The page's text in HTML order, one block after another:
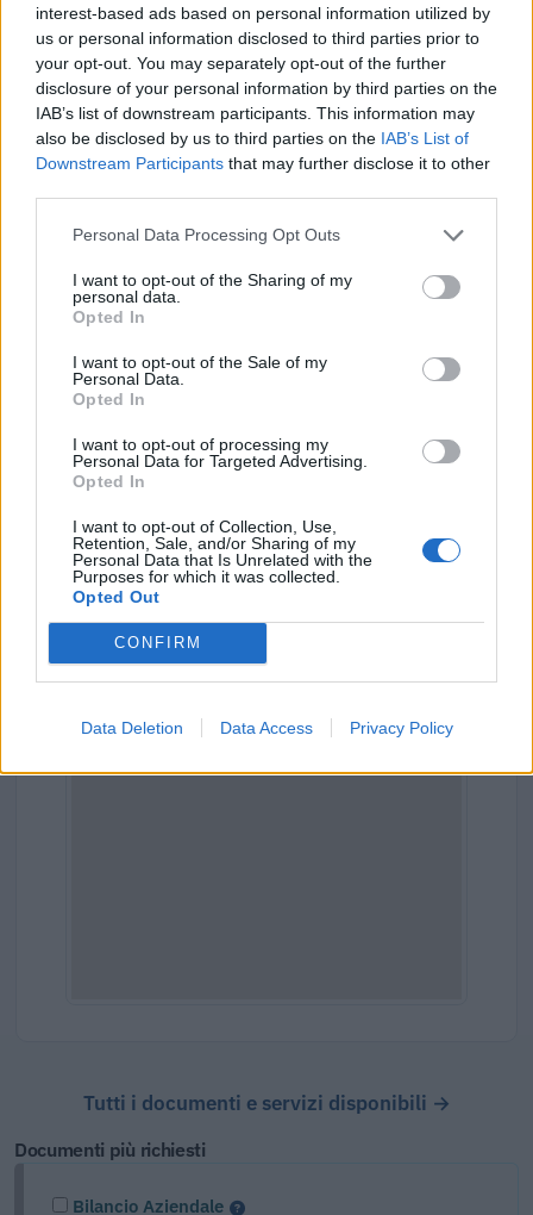
interest-based ads based on personal information utilized by
us or personal information disclosed to third parties prior to
your opt-out. You may separately opt-out of the further
disclosure of your personal information by third parties on the
IAB’s list of downstream participants. This information may
also be disclosed by us to third parties on the IAB’s List of
Downstream Participants that may further disclose it to other
Personal Data Processing Opt Outs
I want to opt-out of the Sharing of my
personal data.
Opted In
I want to opt-out of the Sale of my
Personal Data.
Opted In
I want to opt-out of processing my
Personal Data for Targeted Advertising.
Opted In
I want to opt-out of Collection, Use,
Retention, Sale, and/or Sharing of my
Personal Data that Is Unrelated with the
Purposes for which it was collected.
Opted Out
CONFIRM
Data Deletion Data Access Privacy Policy
Indicatori calcolati dai dati dell'ultimo bilancio disponibile.
Confronto di settore
Il fatturato di Ge.a.t. Gestione Ausiliari Traffico Soc.
), calcolata su 52 imprese.
Elaborazione sui bilanci depositati (Registro Imprese). Mediana per
divisione ATECO e provincia.
Dove si trova
Comune: Alessandria
Regione:
Tutti i documenti e servizi disponibili →
Documenti più richiesti
Bilancio Aziendale